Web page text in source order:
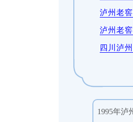
泸州老
泸州老
四川泸